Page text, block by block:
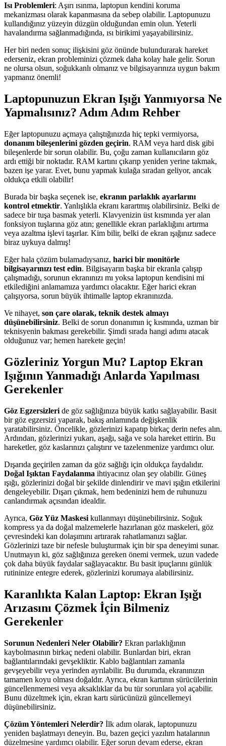
Isı Problemleri: Aşırı ısınma, laptopun kendini koruma
mekanizması olarak kapanmasına da sebep olabilir. Laptopunuzu
kullandığınız yüzeyin düzgün olduğundan emin olun. Yeterli
havalandırma sağlanmadığında, ısı birikimi yaşayabilirsiniz.
Her biri neden sonuç ilişkisini göz önünde bulundurarak hareket
ederseniz, ekran probleminizi çözmek daha kolay hale gelir. Sorun
ne olursa olsun, soğukkanlı olmanız ve bilgisayarınıza uygun bakım
yapmanız önemli!
Laptopunuzun Ekran Işığı Yanmıyorsa Ne
Yapmalısınız? Adım Adım Rehber
Eğer laptopunuzu açmaya çalıştığınızda hiç tepki vermiyorsa,
donanım bileşenlerini gözden geçirin. RAM veya hard disk gibi
bileşenlerde bir sorun olabilir. Bu, çoğu zaman kullanıcıların göz
ardı ettiği bir noktadır. RAM kartını çıkarıp yeniden yerine takmak,
bazen işe yarar. Evet, bunu yapmak kulağa sıradan geliyor, ancak
oldukça etkili olabilir!
Burada bir başka seçenek ise, ekranın parlaklık ayarlarını
kontrol etmektir. Yanlışlıkla ekranı karartmış olabilirsiniz. Belki de
sadece bir tuşa basmak yeterli. Klavyenizin üst kısmında yer alan
fonksiyon tuşlarına göz atın; genellikle ekran parlaklığını artırma
veya azaltma işlevi taşırlar. Kim bilir, belki de ekran ışığınız sadece
biraz uykuya dalmış!
Eğer hala çözüm bulamadıysanız, harici bir monitörle
bilgisayarınızı test edin. Bilgisayarın başka bir ekranla çalışıp
çalışmadığı, sorunun ekranınızı mı yoksa laptopun kendisini mi
etkilediğini anlamamıza yardımcı olacaktır. Eğer harici ekran
çalışıyorsa, sorun büyük ihtimalle laptop ekranınızda.
Ve nihayet, son çare olarak, teknik destek almayı
düşünebilirsiniz. Belki de sorun donanımın iç kısmında, uzman bir
teknisyenin bakması gerekebilir. Şimdi sırada hangi adımı atacak
olduğunuz var; hemen harekete geçin!
Gözleriniz Yorgun Mu? Laptop Ekran
Işığının Yanmadığı Anlarda Yapılması
Gerekenler
Göz Egzersizleri de göz sağlığınıza büyük katkı sağlayabilir. Basit
bir göz egzersizi yaparak, bakış anlamında değişkenlik
yaratabilirsiniz. Öncelikle, gözlerinizi kapatıp birkaç derin nefes alın.
Ardından, gözlerinizi yukarı, aşağı, sağa ve sola hareket ettirin. Bu
hareketler, göz kaslarınızı çalıştırır ve tazelenmenize yardımcı olur.
Dışarıda geçirilen zaman da göz sağlığı için oldukça faydalıdır.
Doğal Işıktan Faydalanma ihtiyacınız olan şey olabilir. Güneş
ışığı, gözlerinizi doğal bir şekilde dinlendirir ve mavi ışığın etkilerini
dengeleyebilir. Dışarı çıkmak, hem bedeninizi hem de ruhunuzu
canlandırmak açısından idealdir.
Ayrıca, Göz Yüz Maskesi kullanmayı düşünebilirsiniz. Soğuk
kompress ya da doğal malzemelerle hazırlanan göz maskeleri, göz
çevresindeki kan dolaşımını artırarak rahatlamanızı sağlar.
Gözlerinizi taze bir nefesle buluşturmak için bir spa deneyimi sunar.
Unutmayın ki, göz sağlığınıza gereken önemi vermek, uzun vadede
çok daha büyük faydalar sağlayacaktır. Bu basit ipuçlarını günlük
rutininize entegre ederek, gözlerinizi korumaya alabilirsiniz.
Karanlıkta Kalan Laptop: Ekran Işığı
Arızasını Çözmek İçin Bilmeniz
Gerekenler
Sorunun Nedenleri Neler Olabilir? Ekran parlaklığının
kaybolmasının birkaç nedeni olabilir. Bunlardan biri, ekran
bağlantılarındaki gevşekliktir. Kablo bağlantıları zamanla
gevşeyebilir veya yerinden ayrılabilir. Bu durumda, ekranınızın
tamamen koyu olması doğaldır. Ayrıca, ekran kartının sürücülerinin
güncellenmemesi veya aksaklıklar da bu tür sorunlara yol açabilir.
Bunu düzeltmek için, ekran kartı sürücünüzü güncellemeyi
düşünebilirsiniz.
Çözüm Yöntemleri Nelerdir? İlk adım olarak, laptopunuzu
yeniden başlatmayı deneyin. Bu, bazen geçici yazılım hatalarının
düzelmesine yardımcı olabilir. Eğer sorun devam ederse, ekran